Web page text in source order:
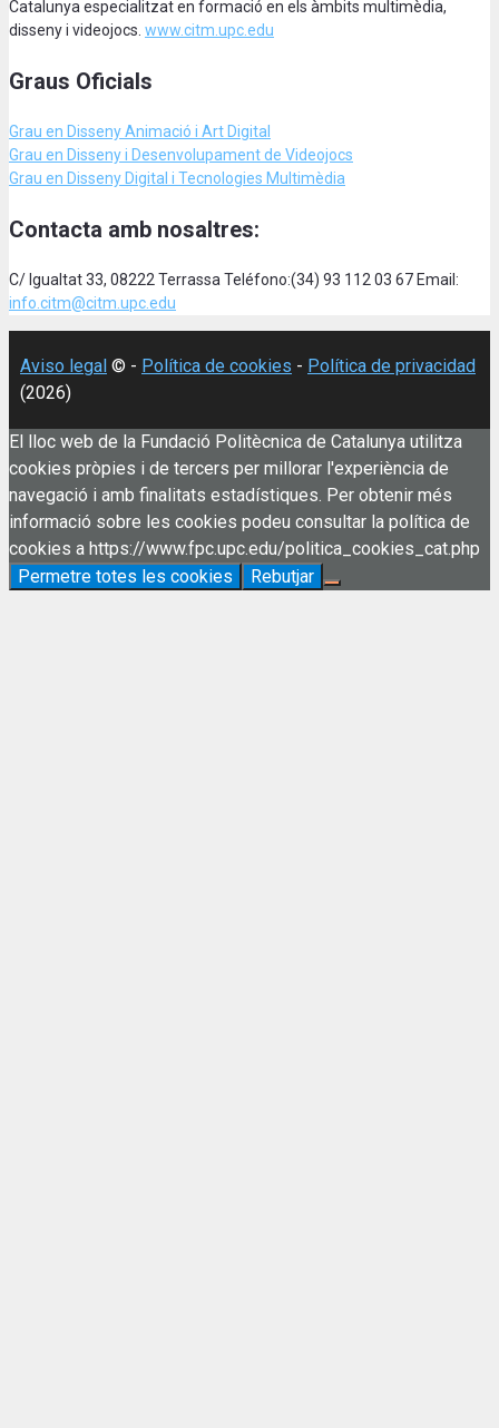
Catalunya especialitzat en formació en els àmbits multimèdia,
disseny i videojocs. www.citm.upc.edu
Graus Oficials
Grau en Disseny Animació i Art Digital
Grau en Disseny i Desenvolupament de Videojocs
Grau en Disseny Digital i Tecnologies Multimèdia
Contacta amb nosaltres:
C/ Igualtat 33, 08222 Terrassa Teléfono:(34) 93 112 03 67 Email:
info.citm@citm.upc.edu
Aviso legal © - Política de cookies - Política de privacidad
(2026)
El lloc web de la Fundació Politècnica de Catalunya utilitza
cookies pròpies i de tercers per millorar l'experiència de
navegació i amb finalitats estadístiques. Per obtenir més
informació sobre les cookies podeu consultar la política de
cookies a https://www.fpc.upc.edu/politica_cookies_cat.php
Permetre totes les cookies
Rebutjar